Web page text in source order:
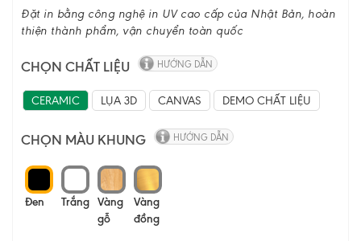
Đặt in bằng công nghệ in UV cao cấp của Nhật Bản, hoàn
thiện thành phẩm, vận chuyển toàn quốc
CHỌN CHẤT LIỆU HƯỚNG DẪN
CERAMIC LỤA 3D CANVAS DEMO CHẤT LIỆU
CHỌN MÀU KHUNG HƯỚNG DẪN
Đen Trắng Vàng
gỗ
Vàng
đồng